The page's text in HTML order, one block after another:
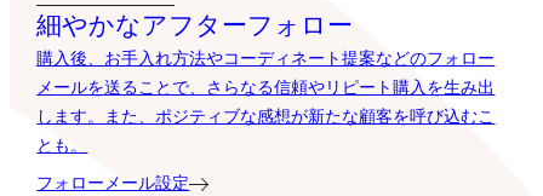
細やかなアフターフォロー
購入後、お手入れ方法やコーディネート提案などのフォロー
メールを送ることで、さらなる信頼やリピート購入を生み出
します。また、ポジティブな感想が新たな顧客を呼び込むこ
とも。
フォローメール設定